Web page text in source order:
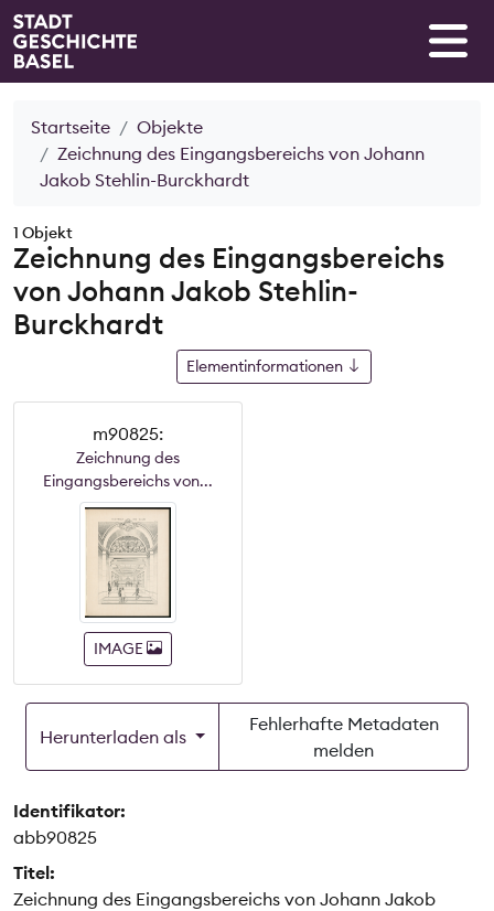
Startseite
Objekte
Zeichnung des Eingangsbereichs von Johann
Jakob Stehlin-Burckhardt
1 Objekt
Zeichnung des Eingangsbereichs
von Johann Jakob Stehlin-
Burckhardt
Elementinformationen
m90825:
Zeichnung des
Eingangsbereichs von...
IMAGE
Herunterladen als
Fehlerhafte Metadaten
melden
Identifikator:
abb90825
Titel:
Zeichnung des Eingangsbereichs von Johann Jakob